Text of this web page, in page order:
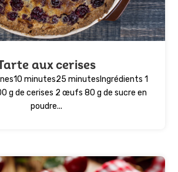
aux cerises
minutes25 minutesIngrédients 1
g de cerises 2 œufs 80 g de sucre en
poudre...